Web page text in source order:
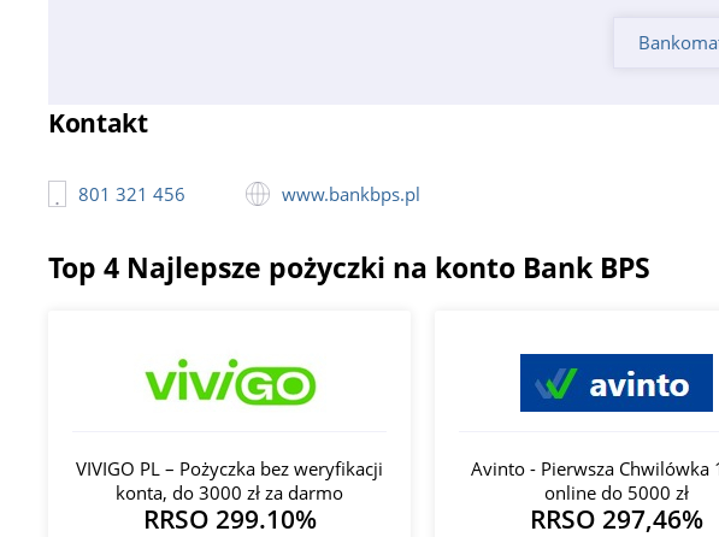
Kontakt
801 321 456 www.bankbps.pl
Top 4 Najlepsze pożyczki na konto Bank BPS
VIVIGO PL – Pożyczka bez weryfikacji
konta, do 3000 zł za darmo
RRSO 299.10%
Avinto - Pierwsza Chwilówka
online do 5000 zł
RRSO 297,46%